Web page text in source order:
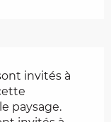
invités à
paysage.